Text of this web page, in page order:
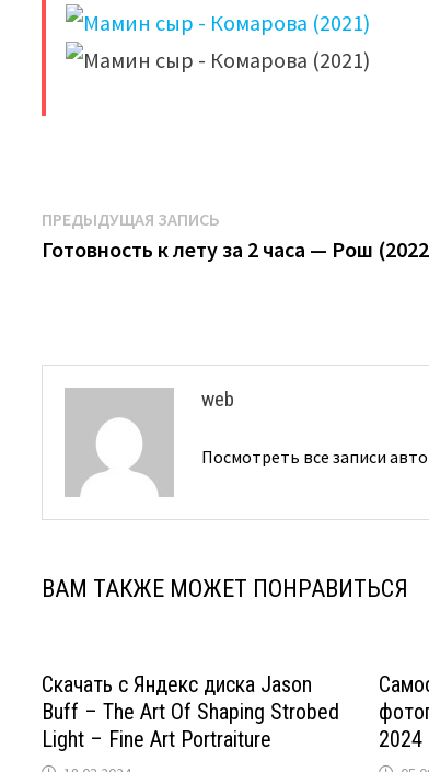
Навигация
по
ПРЕДЫДУЩАЯ ЗАПИСЬ
запись:
Готовность к лету за 2 часа — Рош
web
Посмотреть все записи
ВАМ ТАКЖЕ МОЖЕТ ПОНРАВИТЬСЯ
Скачать с Яндекс диска Jason
Buff – The Art Of Shaping Strobed
Light – Fine Art Portraiture
2024